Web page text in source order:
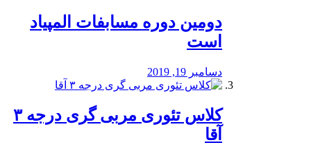
دومین دوره مسابفات المپیاد
است
دسامبر 19, 2019
کلاس تئوری مربی گری درجه ۳
آقا